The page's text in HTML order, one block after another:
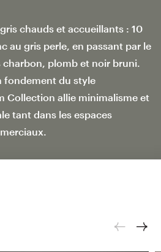
chauds et accueillants : 10
au gris perle, en passant par le
charbon, plomb et noir bruni.
fondement du style
Collection allie minimalisme et
tant dans les espaces